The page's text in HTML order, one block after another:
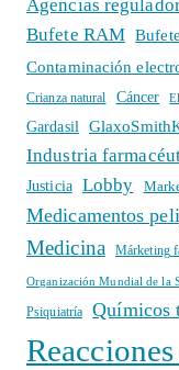
Agencias
Bufete RAM
Contaminación
Crianza natural Cáncer
Gardasil
Industria
Justicia
Lobby
Medicamentos
Medicina Márketing
Organización Mundial de la
Psiquiatría Químicos